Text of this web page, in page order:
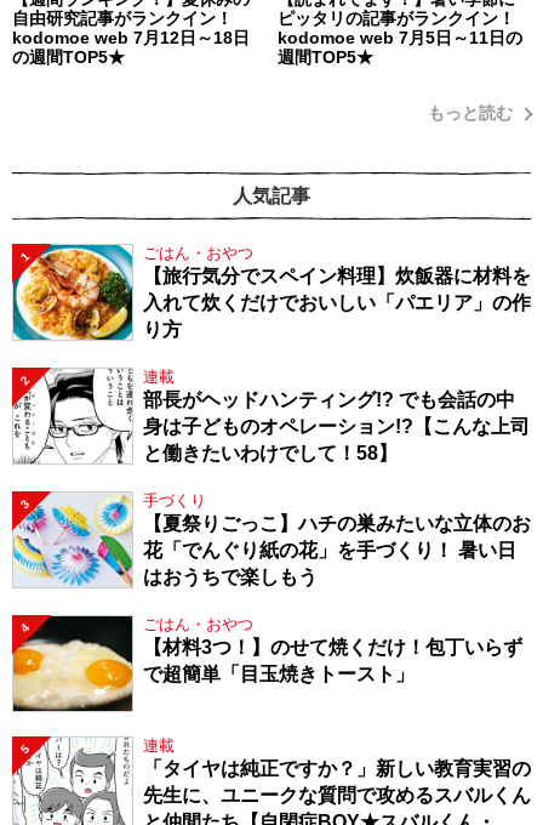
自由研究記事がランクイン！
kodomoe web 7月12日～18日
の週間TOP5★
ピッタリの記事がランクイン！
kodomoe web 7月5日～11日の
週間TOP5★
もっと読む
人気記事
1 ごはん・おやつ
【旅行気分でスペイン料理】炊飯器に材料を
入れて炊くだけでおいしい「パエリア」の作
り方
2 連載
部長がヘッドハンティング!? でも会話の中
身は子どものオペレーション!?【こんな上司
と働きたいわけでして！58】
3 手づくり
【夏祭りごっこ】ハチの巣みたいな立体のお
花「でんぐり紙の花」を手づくり！ 暑い日
はおうちで楽しもう
4 ごはん・おやつ
【材料3つ！】のせて焼くだけ！包丁いらず
で超簡単「目玉焼きトースト」
5 連載
「タイヤは純正ですか？」新しい教育実習の
先生に、ユニークな質問で攻めるスバルくん